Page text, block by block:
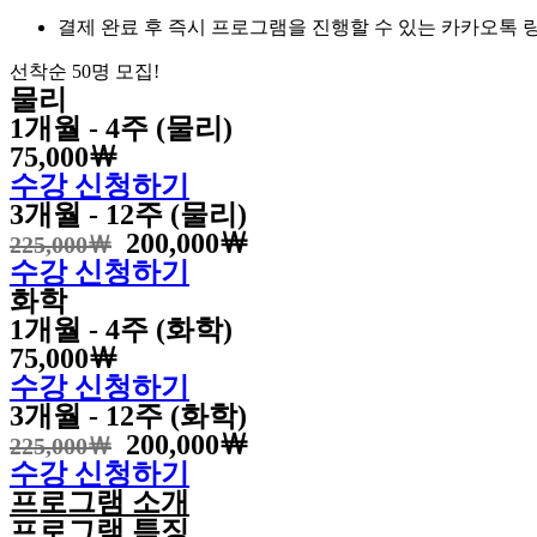
결제 완료 후 즉시 프로그램을 진행할 수 있는 카카오톡
선착순 50명 모집!
물리
1개월 - 4주 (물리)
75,000￦
수강 신청하기
3개월 - 12주 (물리)
225,000￦ 200,000￦
수강 신청하기
화학
1개월 - 4주 (화학)
75,000￦
수강 신청하기
3개월 - 12주 (화학)
225,000￦ 200,000￦
수강 신청하기
프로그램 소개